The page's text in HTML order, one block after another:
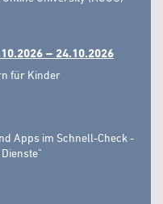
– 24.10.2026
für Kinder
Apps im Schnell-Check -